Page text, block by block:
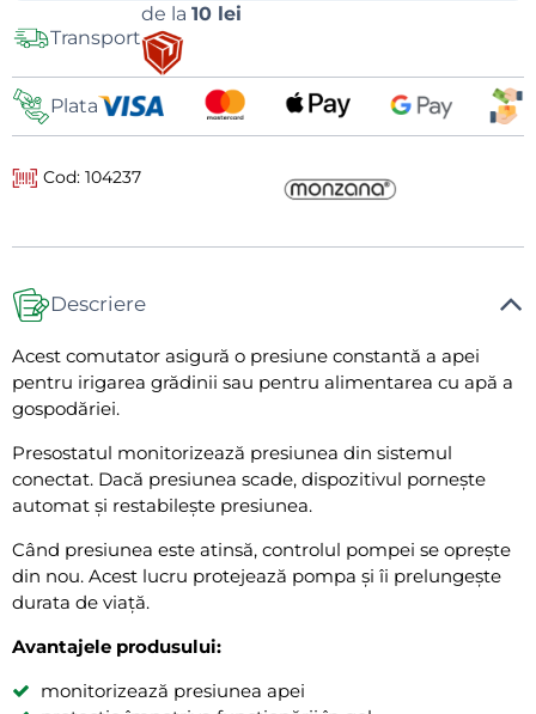
Transport
de la 10 lei
Plata
Cod: 104237
Descriere
Acest comutator asigură o presiune constantă a apei
pentru irigarea grădinii sau pentru alimentarea cu apă a
gospodăriei.
Presostatul monitorizează presiunea din sistemul
conectat. Dacă presiunea scade, dispozitivul pornește
automat și restabilește presiunea.
Când presiunea este atinsă, controlul pompei se oprește
din nou. Acest lucru protejează pompa și îi prelungește
durata de viață.
Avantajele produsului:
monitorizează presiunea apei